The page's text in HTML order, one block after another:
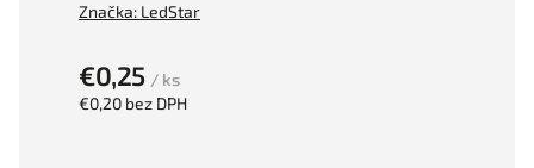
Značka: LedStar
€0,25 / ks
€0,20 bez DPH